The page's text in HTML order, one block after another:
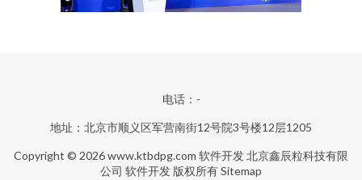
电话：-
地址：北京市顺义区军营南街12号院3号楼12层1205
Copyright © 2026www.ktbdpg.com 软件开发北京鑫辰粒科技有限
公司 软件开发 版权所有Sitemap